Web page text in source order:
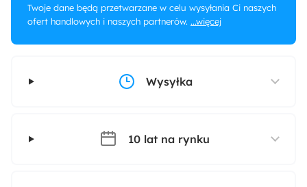
Twoje dane będą przetwarzane w celu wysyłania Ci naszych
ofert handlowych i naszych partnerów. ...więcej
Wysyłka
10 lat na rynku